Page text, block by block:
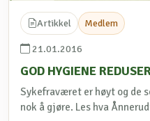
Artikkel Medlem
21.01.2016
GOD HYGIENE
Sykefraværet er høyt og de
nok å gjøre. Les hva